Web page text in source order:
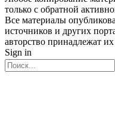
только с обратной
Все материалы
источников и других
авторство принадлежат
Sign in